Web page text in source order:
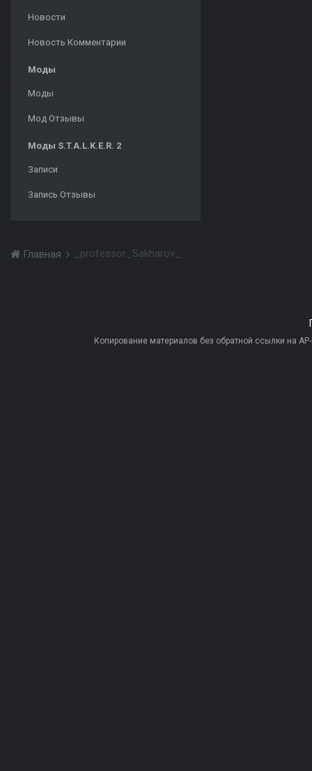
Новости
Новость Комментарии
Моды
Моды
Мод Отзывы
Моды S.T.A.L.K.E.R. 2
Записи
Запись Отзывы
Главная _professor_Sakharov_
Копирование материалов без обратной ссылки на